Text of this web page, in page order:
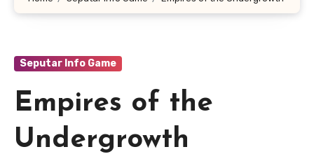
Seputar Info Game
Empires of the
Undergrowth